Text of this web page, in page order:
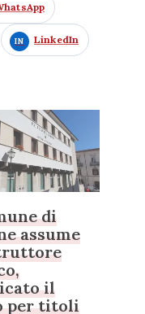
LinkedIn
di
assume
il
per titoli